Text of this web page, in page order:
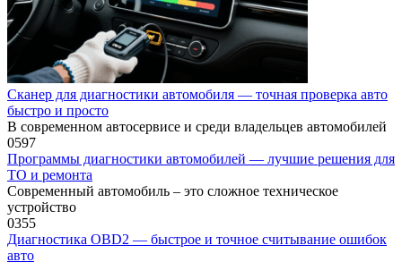
Сканер для диагностики автомобиля — точная проверка авто
быстро и просто
В современном автосервисе и среди владельцев автомобилей
0597
Программы диагностики автомобилей — лучшие решения для
ТО и ремонта
Современный автомобиль – это сложное техническое
устройство
0355
Диагностика OBD2 — быстрое и точное считывание ошибок
авто